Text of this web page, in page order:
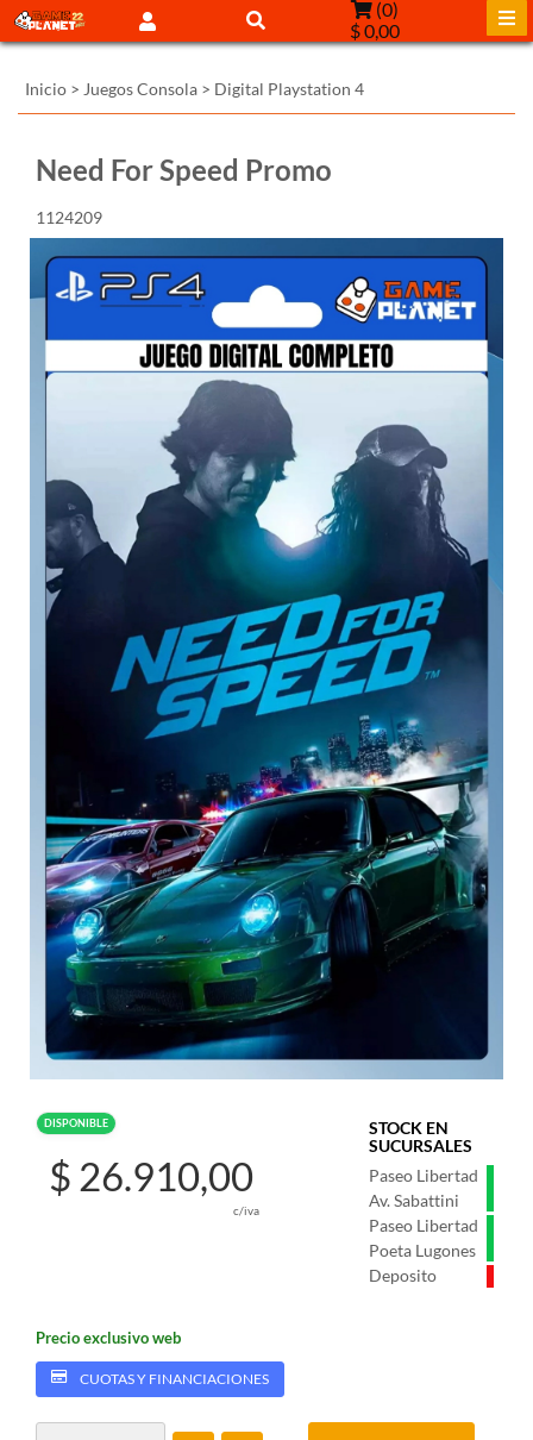
(0)
$ 0,00
Inicio > Juegos Consola > Digital Playstation 4
Need For Speed Promo
1124209
DISPONIBLE
STOCK EN
SUCURSALES
Paseo Libertad
Av. Sabattini
Paseo Libertad
Poeta Lugones
Deposito
$ 26.910,00
c/iva
Precio exclusivo web
CUOTAS Y FINANCIACIONES